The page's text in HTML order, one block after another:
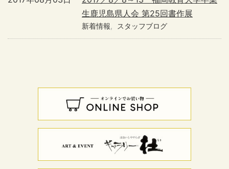
生鹿児島県人会 第25回書作展
新着情報 スタッフブログ